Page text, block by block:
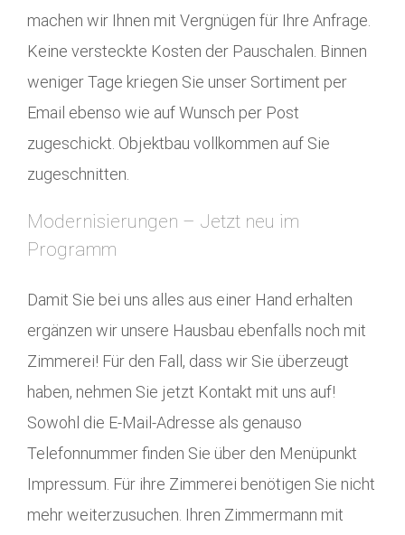
machen wir Ihnen mit Vergnügen für Ihre Anfrage.
Keine versteckte Kosten der Pauschalen. Binnen
weniger Tage kriegen Sie unser Sortiment per
Email ebenso wie auf Wunsch per Post
zugeschickt. Objektbau vollkommen auf Sie
zugeschnitten.
Modernisierungen – Jetzt neu im
Programm
Damit Sie bei uns alles aus einer Hand erhalten
ergänzen wir unsere Hausbau ebenfalls noch mit
Zimmerei! Für den Fall, dass wir Sie überzeugt
haben, nehmen Sie jetzt Kontakt mit uns auf!
Sowohl die E-Mail-Adresse als genauso
Telefonnummer finden Sie über den Menüpunkt
Impressum. Für ihre Zimmerei benötigen Sie nicht
mehr weiterzusuchen. Ihren Zimmermann mit